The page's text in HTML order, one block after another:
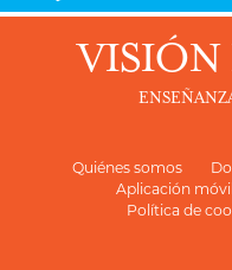
VISIÓN
Quiénes somos
Aplicación móvil
Política de